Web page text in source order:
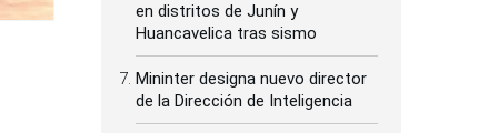
en distritos de Junín y
Huancavelica tras sismo
Mininter designa nuevo director
de la Dirección de Inteligencia